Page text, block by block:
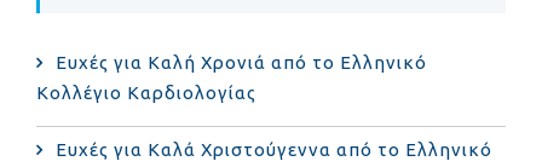
Ευχές για Καλή Χρονιά από το Ελληνικό
Κολλέγιο Καρδιολογίας
Ευχές για Καλά Χριστούγεννα από το Ελληνικό